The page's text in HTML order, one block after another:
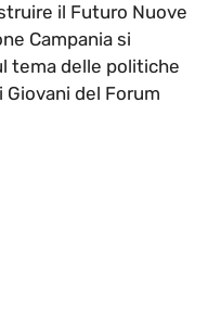
il Futuro Nuove
Campania si
tema delle politiche
del Forum